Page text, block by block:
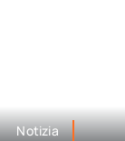
Notizia